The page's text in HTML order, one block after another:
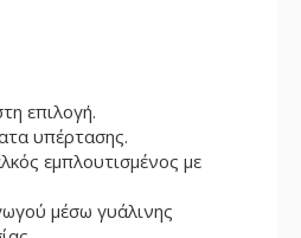
επιλογή.
υπέρτασης.
εμπλουτισμένος με
μέσω γυάλινης